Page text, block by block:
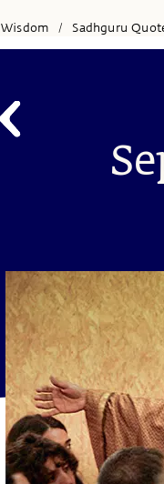
Wisdom / Sadhguru